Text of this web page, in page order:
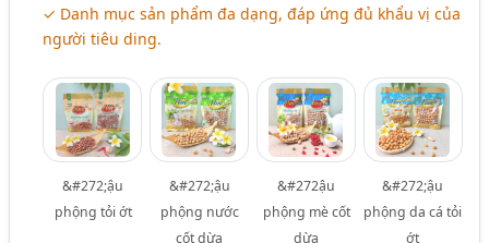
✓ Danh mục sản phẩm đa dạng, đáp ứng đủ khẩu vị của
người tiêu ding.
&#272;ậu
phộng tỏi ớt
&#272;ậu
phộng nước
cốt dừa
&#272ậu
phộng mè cốt
dừa
&#272;ậu
phộng da cá tỏi
ớt